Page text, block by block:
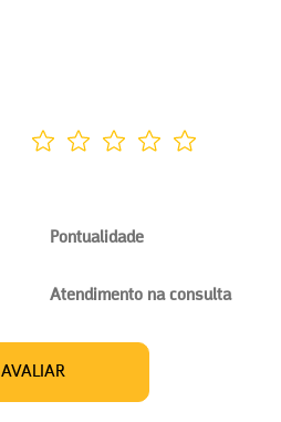
Pontualidade
Atendimento na consulta
AVALIAR